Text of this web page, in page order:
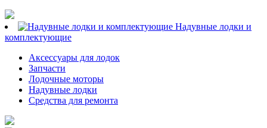
Надувные лодки и
комплектующие
Аксессуары для лодок
Запчасти
Лодочные моторы
Надувные лодки
Средства для ремонта